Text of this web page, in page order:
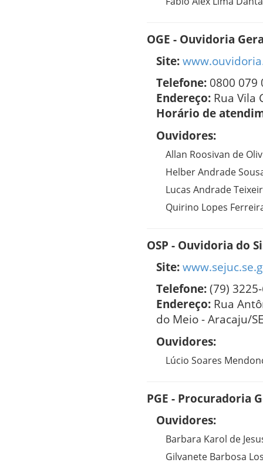
OGE - Ouvidoria
Site:
Telefone: 0800 079
Endereço: Rua Vila
Horário de
Ouvidores:
Allan Roosivan de
Helber Andrade
Lucas Andrade
Quirino Lopes
OSP - Ouvidoria do
Site:
Telefone:(79)
Endereço: Rua
do Meio - Aracaju/
Ouvidores:
Lúcio Soares
PGE - Procuradoria
Ouvidores:
Barbara Karol de
Gilvanete Barbosa